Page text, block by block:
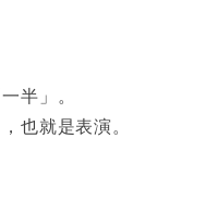
半」。
也就是表演。